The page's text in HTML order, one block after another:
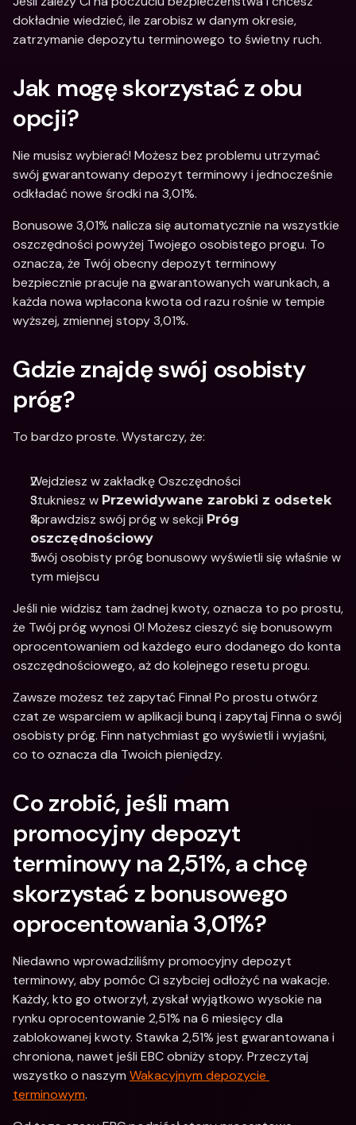
dokładnie wiedzieć, ile zarobisz w danym okresie,
zatrzymanie depozytu terminowego to świetny ruch.
Jak mogę skorzystać z obu
opcji?
Nie musisz wybierać! Możesz bez problemu utrzymać
swój gwarantowany depozyt terminowy i jednocześnie
odkładać nowe środki na 3,01%.
Bonusowe 3,01% nalicza się automatycznie na wszystkie
oszczędności powyżej Twojego osobistego progu. To
oznacza, że Twój obecny depozyt terminowy
bezpiecznie pracuje na gwarantowanych warunkach, a
każda nowa wpłacona kwota od razu rośnie w tempie
wyższej, zmiennej stopy 3,01%.
Gdzie znajdę swój osobisty
próg?
To bardzo proste. Wystarczy, że:
Wejdziesz w zakładkę Oszczędności
Stukniesz w Przewidywane zarobki z odsetek
Sprawdzisz swój próg w sekcji Próg
oszczędnościowy
Twój osobisty próg bonusowy wyświetli się właśnie w
tym miejscu
Jeśli nie widzisz tam żadnej kwoty, oznacza to po prostu,
że Twój próg wynosi 0! Możesz cieszyć się bonusowym
oprocentowaniem od każdego euro dodanego do konta
oszczędnościowego, aż do kolejnego resetu progu.
Zawsze możesz też zapytać Finna! Po prostu otwórz
czat ze wsparciem w aplikacji bunq i zapytaj Finna o swój
osobisty próg. Finn natychmiast go wyświetli i wyjaśni,
co to oznacza dla Twoich pieniędzy.
Co zrobić, jeśli mam
promocyjny depozyt
terminowy na 2,51%, a chcę
skorzystać z bonusowego
oprocentowania 3,01%?
Niedawno wprowadziliśmy promocyjny depozyt
terminowy, aby pomóc Ci szybciej odłożyć na wakacje.
Każdy, kto go otworzył, zyskał wyjątkowo wysokie na
rynku oprocentowanie 2,51% na 6 miesięcy dla
zablokowanej kwoty. Stawka 2,51% jest gwarantowana i
chroniona, nawet jeśli EBC obniży stopy. Przeczytaj
wszystko o naszym Wakacyjnym depozycie
terminowym.